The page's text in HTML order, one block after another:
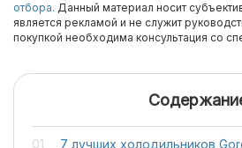
отбора. Данный материал носит
является рекламой и не служит
покупкой необходима консультация со
7 лучших холодильников